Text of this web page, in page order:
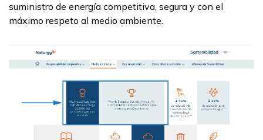
suministro de energía competitiva, segura y con el
máximo respeto al medio ambiente.